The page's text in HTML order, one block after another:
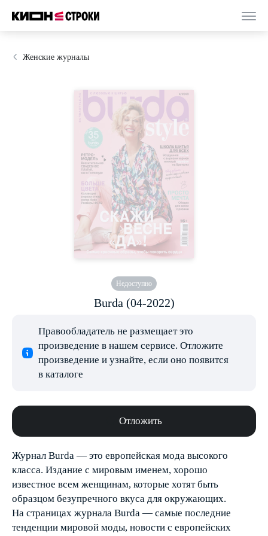
Женские журналы
Недоступно
Burda (04-2022)
Правообладатель не размещает это
произведение в нашем сервисе. Отложите
произведение и узнайте, если оно появится
в каталоге
Отложить
Журнал Burda — это европейская мода высокого
класса. Издание с мировым именем, хорошо
известное всем женщинам, которые хотят быть
образцом безупречного вкуса для окружающих.
На страницах журнала Burda — самые последние
тенденции мировой моды, новости с европейских